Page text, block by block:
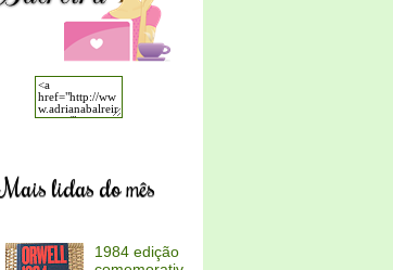
Mais lidas do mês
1984 edição